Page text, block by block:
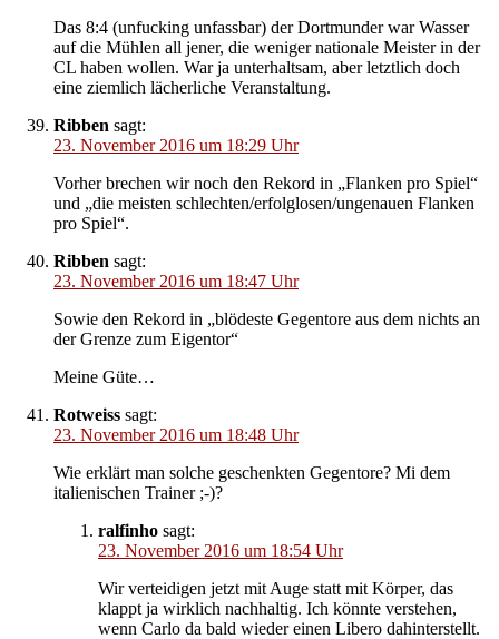
Das 8:4 (unfucking unfassbar) der Dortmunder war Wasser
auf die Mühlen all jener, die weniger nationale Meister in der
CL haben wollen. War ja unterhaltsam, aber letztlich doch
eine ziemlich lächerliche Veranstaltung.
Ribben sagt:
23. November 2016 um 18:29 Uhr
Vorher brechen wir noch den Rekord in „Flanken pro Spiel“
und „die meisten schlechten/erfolglosen/ungenauen Flanken
pro Spiel“.
Ribben sagt:
23. November 2016 um 18:47 Uhr
Sowie den Rekord in „blödeste Gegentore aus dem nichts an
der Grenze zum Eigentor“
Meine Güte…
Rotweiss sagt:
23. November 2016 um 18:48 Uhr
Wie erklärt man solche geschenkten Gegentore? Mi dem
italienischen Trainer ;-)?
ralfinho sagt:
23. November 2016 um 18:54 Uhr
Wir verteidigen jetzt mit Auge statt mit Körper, das
klappt ja wirklich nachhaltig. Ich könnte verstehen,
wenn Carlo da bald wieder einen Libero dahinterstellt.